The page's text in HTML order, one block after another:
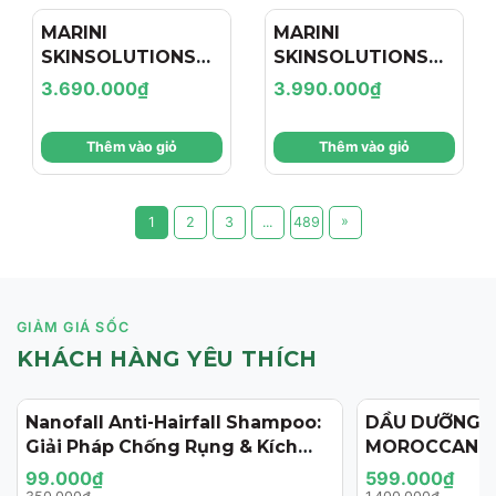
MARINI
SKINSOLUTIONS
Duality™ – Tinh
Chất Hỗ Trợ Giảm
Mụn Và Cải Thiện
Dấu Hiệu Lão Hóa
3.690.000₫
Thêm vào giỏ
MARINI
SKINSOLUTIONS
Transformation
Face Cream – Kem
Dưỡng Hỗ Trợ Tái
Tạo, Giảm Nếp
Nhăn Và Săn Chắc
Da
3.990.000₫
Thêm vào giỏ
1 2 3 ... 489 »
GIẢM GIÁ SỐC
KHÁCH HÀNG YÊU THÍCH
- 72%
Nanofall Anti-Hairfall Shampoo:
Giải Pháp Chống Rụng & Kích
Thích Mọc Tóc Chuẩn Y Khoa
99.000₫
- 57%
DẦU DƯỠNG
125ML
599.000₫